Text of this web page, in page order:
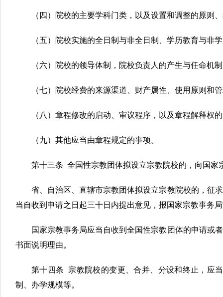
（四）院校的主要学科门类，以及设置和调整的原则
（五）院校实施的全日制与非全日制、学历教育与非
（六）院校的领导体制，院校负责人的产生与任命机
（七）院校经费的来源渠道、财产属性、使用原则和
（八）章程修改的启动、审议程序，以及章程解释权
（九）其他应当由章程规定的事项。
第十三条 全国性宗教团体拟设立宗教院校的，向国家
省、自治区、直辖市宗教团体拟设立宗教院校的，征
当自收到申请之日起三十日内提出意见，报国家宗教事务
国家宗教事务局应当自收到全国性宗教团体的申请或
书面说明理由。
第十四条 宗教院校的变更、合并、分设和终止，应
制、办学规模等。